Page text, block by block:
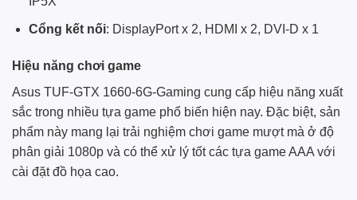
Cổng kết nối: DisplayPort x 2, HDMI x 2, DVI-D x 1
Hiệu năng chơi game
Asus TUF-GTX 1660-6G-Gaming cung cấp hiệu năng xuất
sắc trong nhiều tựa game phổ biến hiện nay. Đặc biệt, sản
phẩm này mang lại trải nghiệm chơi game mượt mà ở độ
phân giải 1080p và có thể xử lý tốt các tựa game AAA với
cài đặt đồ họa cao.